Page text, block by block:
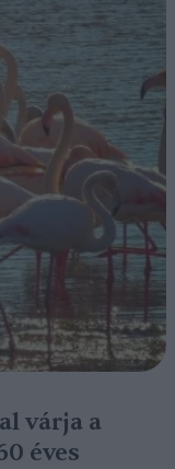
várja a
éves